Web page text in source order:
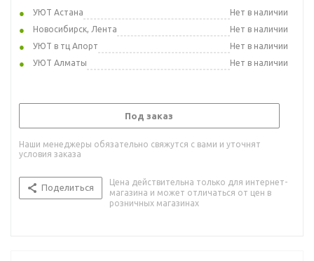
УЮТ Астана
Нет в наличии
Новосибирск, Лента
Нет в наличии
УЮТ в тц Апорт
Нет в наличии
УЮТ Алматы
Нет в наличии
Под заказ
Наши менеджеры обязательно свяжутся с вами и уточнят
условия заказа
Поделиться
Цена действительна только для интернет-
магазина и может отличаться от цен в
розничных магазинах